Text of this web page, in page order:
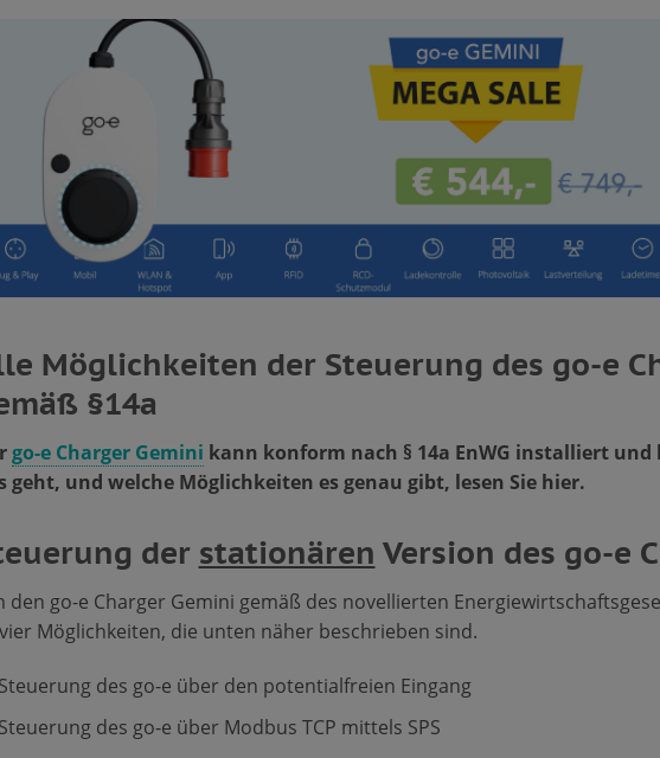
Möglichkeiten der Steuerung des go-e
§14a
go-e Charger Gemini kann konform nach § 14a EnWG installiert und
geht, und welche Möglichkeiten es genau gibt, lesen Sie hier.
der stationären Version des go-e
den go-e Charger Gemini gemäß des novellierten
Möglichkeiten, die unten näher beschrieben sind.
des go-e über den potentialfreien Eingang
des go-e über Modbus TCP mittels SPS